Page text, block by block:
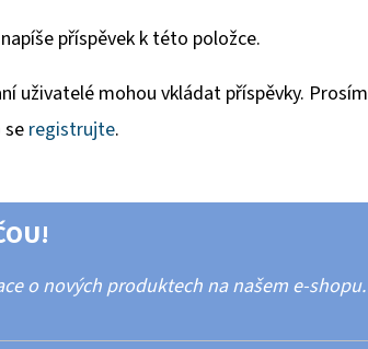
příspěvek k této položce.
uživatelé mohou vkládat příspěvky. Prosím
seregistrujte.
o nových produktech na našem e-shopu.